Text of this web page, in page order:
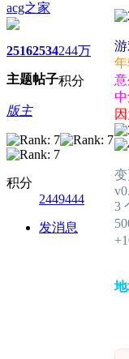
acg之家
2516
主题
2534
帖子
244万
积分
版主
积分
2449444
发消息
游
中
变
3